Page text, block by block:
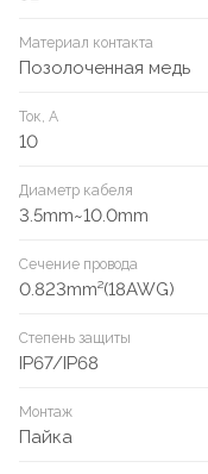
Материал контакта
Позолоченная медь
Ток, А
10
Диаметр кабеля
3.5mm~10.0mm
Сечение провода
0.823mm²(18AWG)
Степень защиты
IP67/IP68
Монтаж
Пайка